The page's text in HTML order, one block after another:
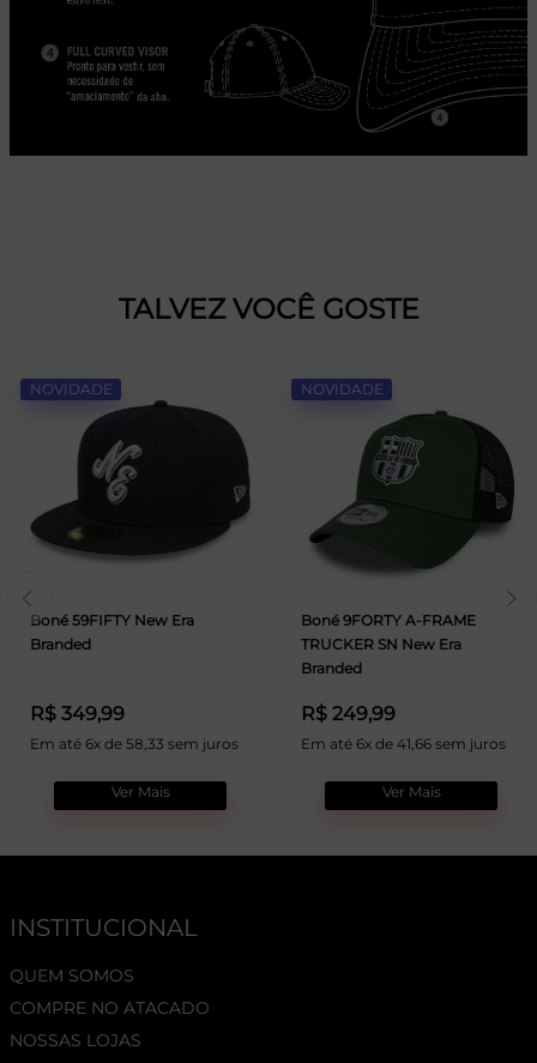
TALVEZ VOCÊ GOSTE
NOVIDADE
Boné 59FIFTY New Era
Branded
R$ 349,99
Em até 6x de 58,33 sem juros
Ver Mais
NOVIDADE
Boné 9FORTY A-FRAME
TRUCKER SN New Era
Branded
R$ 249,99
Em até 6x de 41,66 sem juros
Ver Mais
INSTITUCIONAL
QUEM SOMOS
COMPRE NO ATACADO
NOSSAS LOJAS